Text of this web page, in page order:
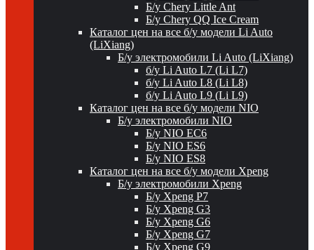
Б/у Chery Little Ant
Б/у Chery QQ Ice Cream
Каталог цен на все б/у модели Li Auto
(LiXiang)
Б/у электромобили Li Auto (LiXiang)
б/у Li Auto L7 (Li L7)
б/у Li Auto L8 (Li L8)
б/у Li Auto L9 (Li L9)
Каталог цен на все б/у модели NIO
Б/у электромобили NIO
Б/у NIO EC6
Б/у NIO ES6
Б/у NIO ES8
Каталог цен на все б/у модели Xpeng
Б/у электромобили Xpeng
Б/у Xpeng P7
Б/у Xpeng G3
Б/у Xpeng G6
Б/у Xpeng G7
Б/у Xpeng G9